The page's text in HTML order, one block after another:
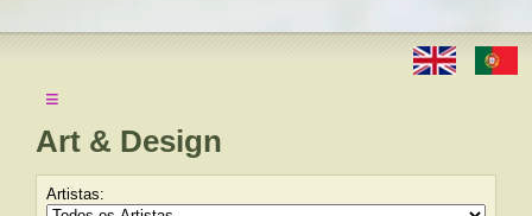
≡
Art & Design
Artistas: